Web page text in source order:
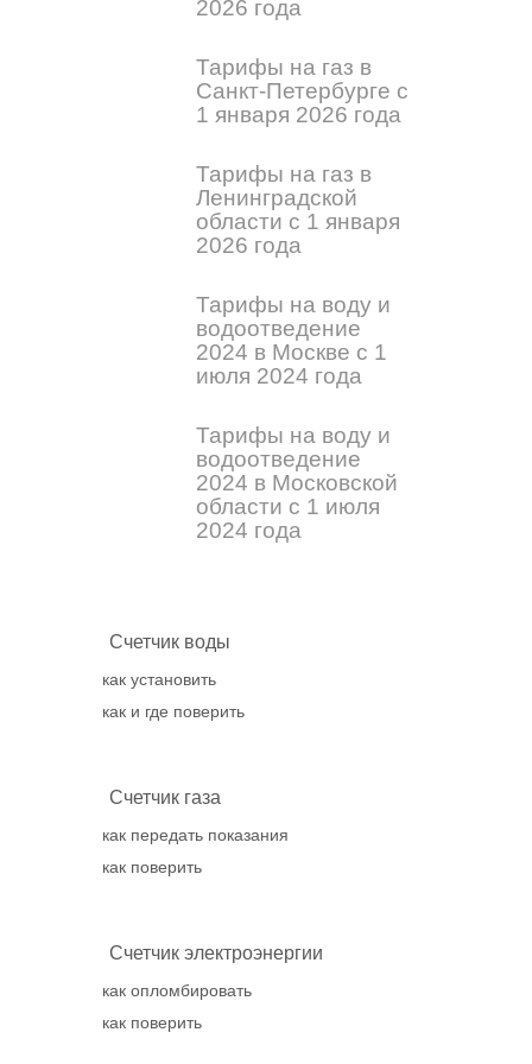
2026 года
Тарифы на газ в
Санкт-Петербурге с
1 января 2026 года
Тарифы на газ в
Ленинградской
области с 1 января
2026 года
Тарифы на воду и
водоотведение
2024 в Москве с 1
июля 2024 года
Тарифы на воду и
водоотведение
2024 в Московской
области с 1 июля
2024 года
Счетчик воды
как установить
как и где поверить
Счетчик газа
как передать показания
как поверить
Счетчик электроэнергии
как опломбировать
как поверить